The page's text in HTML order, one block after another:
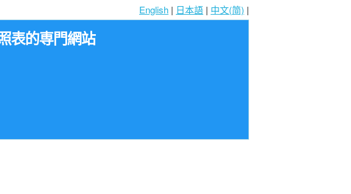
English | 日本語 | 中文(简) |
表的専門網站